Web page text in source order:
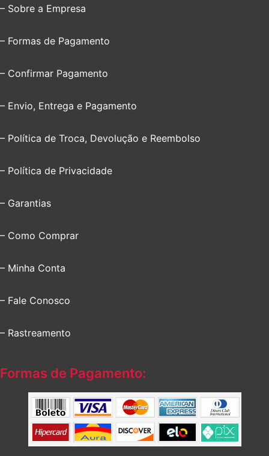
– Sobre a Empresa
– Formas de Pagamento
– Confirmar Pagamento
– Envio, Entrega e Pagamento
– Política de Troca, Devolução e Reembolso
– Política de Privacidade
– Garantias
– Como Comprar
– Minha Conta
– Fale Conosco
– Rastreamento
Formas de Pagamento: